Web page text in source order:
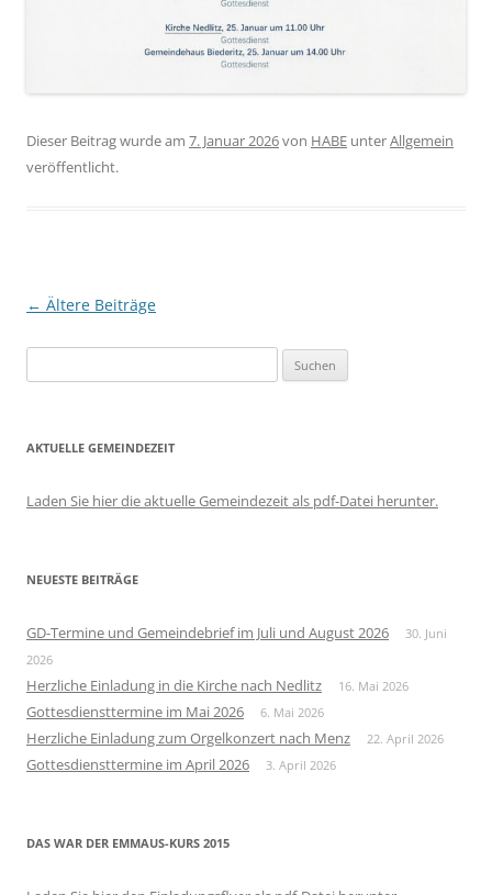
Dieser Beitrag wurde am 7. Januar 2026von HABE unterAllgemein
veröffentlicht.
Beitragsnavigation
← Ältere Beiträge
nach:
AKTUELLE GEMEINDEZEIT
Laden Sie hier die aktuelle Gemeindezeit als pdf-Datei herunter.
NEUESTE BEITRÄGE
GD-Termine und Gemeindebrief im Juli und August 2026
30. Juni
2026
Herzliche Einladung in die Kirche nach Nedlitz 16. Mai 2026
Gottesdiensttermine im Mai 2026 6. Mai 2026
Herzliche Einladung zum Orgelkonzert nach Menz 22. April 2026
Gottesdiensttermine im April 2026 3. April 2026
DAS WAR DER EMMAUS-KURS 2015